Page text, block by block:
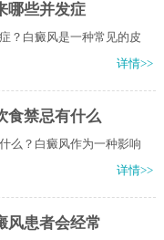
哪些并发症
？白癜风是一种常见的皮
详情>>
食禁忌有什么
么？白癜风作为一种影响
详情>>
风患者会经常